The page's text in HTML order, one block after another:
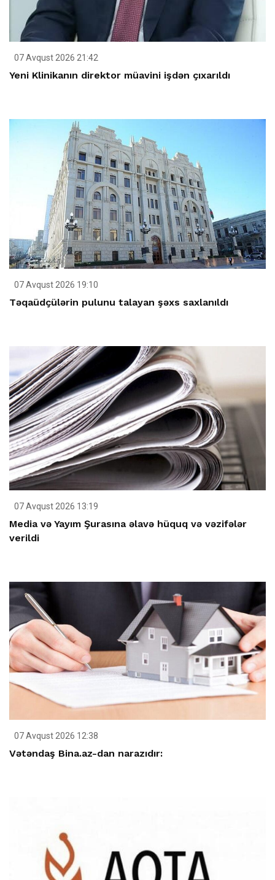
07 Avqust 2026 21:42
Yeni Klinikanın direktor müavini işdən çıxarıldı
07 Avqust 2026 19:10
Təqaüdçülərin pulunu talayan şəxs saxlanıldı
07 Avqust 2026 13:19
Media və Yayım Şurasına əlavə hüquq və vəzifələr
verildi
07 Avqust 2026 12:38
Vətəndaş Bina.az-dan narazıdır: